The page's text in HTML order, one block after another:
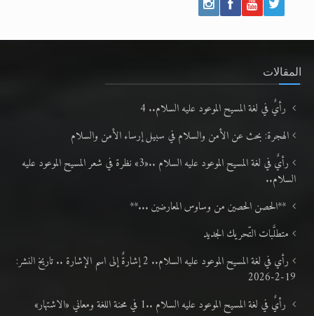
المقالات
رأيٌ في لغة المسيح الموعود عليه السلام.. 4
الهجرة: بحث عن الأمن والسلام في سبيل إرساء الأمن والسلام
رأيٌ في لغة المسيح الموعود عليه السلام ..«3» نظرة في شعر المسيح الموعود عليه
السلام..
**الحصن الحصين من وساوس المعارضين ...**
متطلَّبات التّحريك الجديد
رأي في لغة المسيح الموعود عليه السلام.. 2 إشارةٌ إلى اسم الإشارة .. تاريخ النشر:
19-2-2026
رأيٌ في لغة المسيح الموعود عليه السلام ..1 في محنة اللغة ومعاني «الاشتهار»